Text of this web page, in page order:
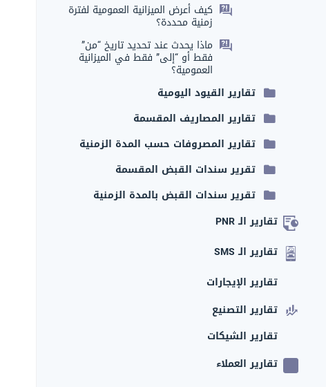
كيف أعرض الميزانية العمومية لفترة
زمنية محددة؟
ماذا يحدث عند تحديد تاريخ “من”
فقط أو “إلى” فقط في الميزانية
العمومية؟
تقارير القيود اليومية
تقارير المصاريف المقسمة
تقارير المصروفات حسب المدة الزمنية
تقرير سندات القبض المقسمة
تقرير سندات القبض بالمدة الزمنية
تقارير الـ PNR
تقارير الـ SMS
تقارير الإيجارات
تقارير التصنيع
تقارير الشيكات
تقارير العملاء